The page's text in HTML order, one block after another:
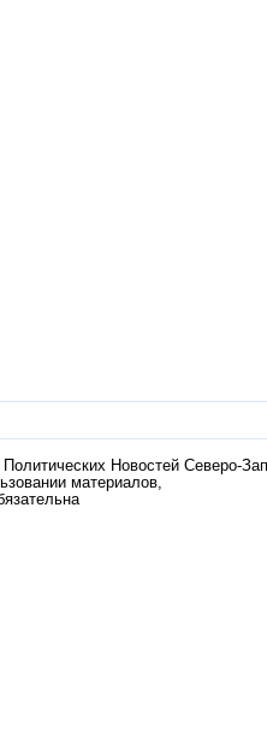
Политических Новостей Северо-
материалов,